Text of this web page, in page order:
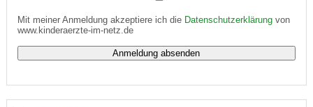
Mit meiner Anmeldung akzeptiere ich die Datenschutzerklärungvon
www.kinderaerzte-im-netz.de